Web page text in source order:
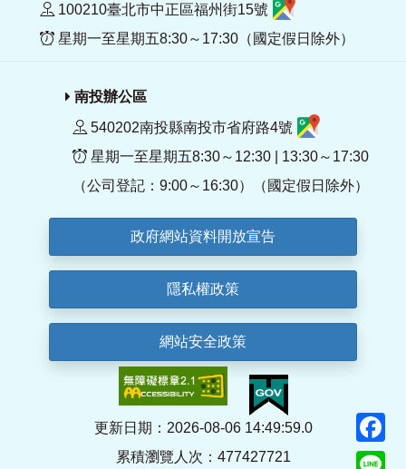
100210臺北市中正區福州街15號
星期一至星期五8:30～17:30（國定假日除外）
南投辦公區
540202南投縣南投市省府路4號
星期一至星期五8:30～12:30 | 13:30～17:30
（公司登記：9:00～16:30）（國定假日除外）
政府網站資料開放宣告
隱私權政策
網站安全政策
更新日期：2026-08-06 14:49:59.0
累積瀏覽人次：477427721